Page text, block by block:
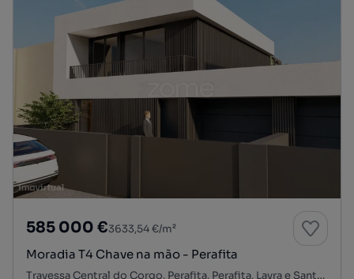
585 000 €3633,54 €/m²
Moradia T4 Chave na mão - Perafita
Travessa Central do Corgo, Perafita, Perafita, Lavra e Santa Cruz do Bispo, Matosinhos, Porto